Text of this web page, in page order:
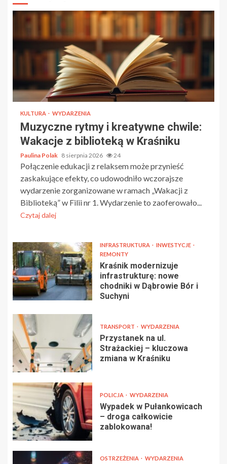
KULTURA WYDARZENIA
Muzyczne rytmy i kreatywne chwile:
Wakacje z biblioteką w Kraśniku
Paulina Polak 8 sierpnia 2026 24
Połączenie edukacji z relaksem może przynieść
zaskakujące efekty, co udowodniło wczorajsze
wydarzenie zorganizowane w ramach „Wakacji z
Biblioteką” w Filii nr 1. Wydarzenie to zaoferowało...
Czytaj dalej
INFRASTRUKTURA
INWESTYCJE
REMONTY
Kraśnik modernizuje
infrastrukturę: nowe
chodniki w Dąbrowie Bór i
Suchyni
TRANSPORT WYDARZENIA
Przystanek na ul.
Strażackiej – kluczowa
zmiana w Kraśniku
POLICJA WYDARZENIA
Wypadek w Pułankowicach
– droga całkowicie
zablokowana!
OSTRZEŻENIA WYDARZENIA